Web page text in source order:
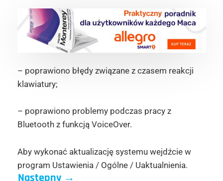
– poprawiono błędy związane z czasem reakcji
klawiatury;
– poprawiono problemy podczas pracy z
Bluetooth z funkcją VoiceOver.
Aby wykonać aktualizację systemu wejdźcie w
program Ustawienia / Ogólne / Uaktualnienia.
Następny→